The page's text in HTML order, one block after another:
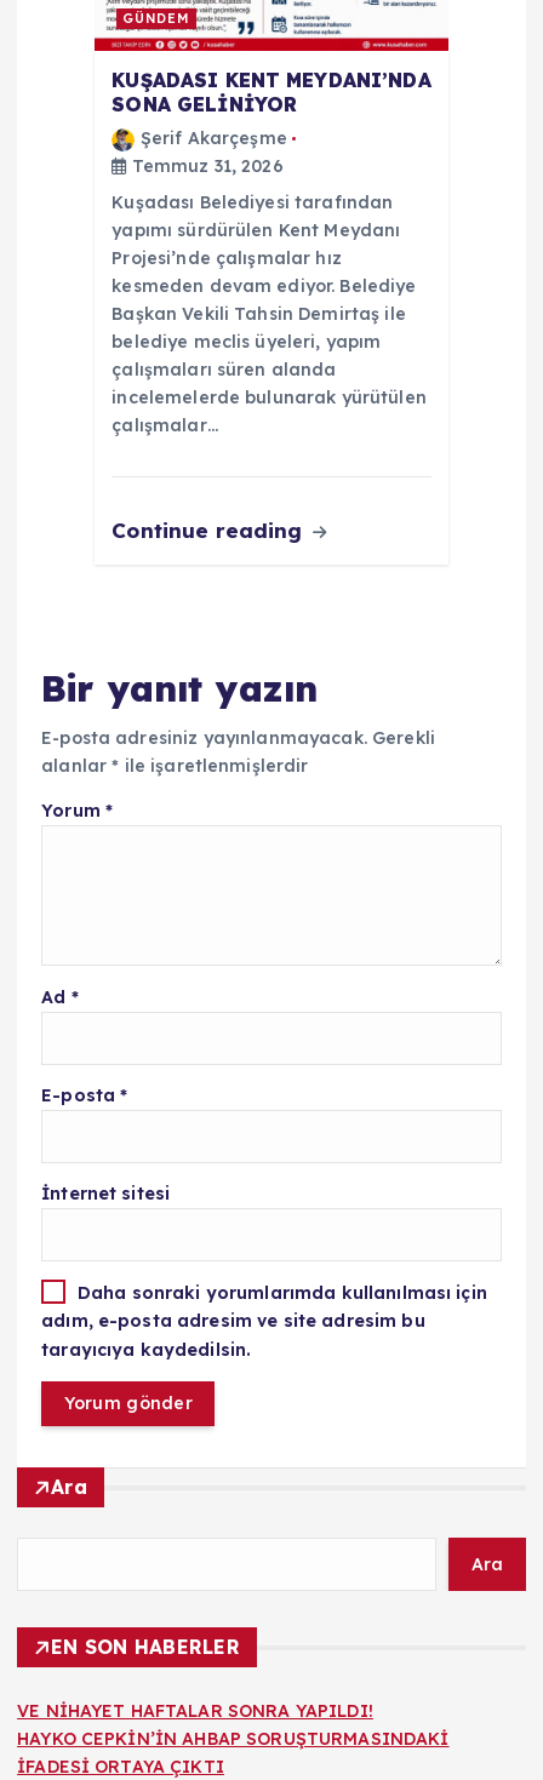
GÜNDEM
KUŞADASI KENT MEYDANI’NDA
SONA GELİNİYOR
Şerif Akarçeşme
Temmuz 31, 2026
Kuşadası Belediyesi tarafından
yapımı sürdürülen Kent Meydanı
Projesi’nde çalışmalar hız
kesmeden devam ediyor. Belediye
Başkan Vekili Tahsin Demirtaş ile
belediye meclis üyeleri, yapım
çalışmaları süren alanda
incelemelerde bulunarak yürütülen
çalışmalar…
Continue reading
Bir yanıt yazın
E-posta adresiniz yayınlanmayacak. Gerekli
alanlar* ile işaretlenmişlerdir
Yorum *
Ad *
E-posta*
İnternet sitesi
Daha sonraki yorumlarımda kullanılması için
adım, e-posta adresim ve site adresim bu
tarayıcıya kaydedilsin.
Ara
Ara
EN SON HABERLER
VE NİHAYET HAFTALAR SONRA YAPILDI!
HAYKO CEPKİN’İN AHBAP SORUŞTURMASINDAKİ
İFADESİ ORTAYA ÇIKTI